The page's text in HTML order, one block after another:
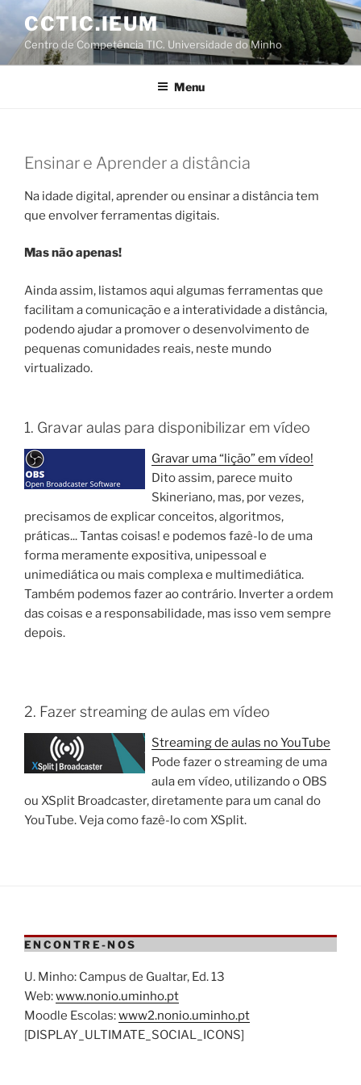
Saltar
conteúdo
CCTIC.IEUM
Centro de Competência TIC. Universidade do Minho
Menu
Ensinar e Aprender a distância
Na idade digital, aprender ou ensinar a distância tem
que envolver ferramentas digitais.
Mas não apenas!
Ainda assim, listamos aqui algumas ferramentas que
facilitam a comunicação e a interatividade a distância,
podendo ajudar a promover o desenvolvimento de
pequenas comunidades reais, neste mundo
virtualizado.
1. Gravar aulas para disponibilizar em vídeo
Gravar uma “lição” em vídeo!
Dito assim, parece muito
Skineriano, mas, por vezes,
precisamos de explicar conceitos, algoritmos,
práticas... Tantas coisas! e podemos fazê-lo de uma
forma meramente expositiva, unipessoal e
unimediática ou mais complexa e multimediática.
Também podemos fazer ao contrário. Inverter a ordem
das coisas e a responsabilidade, mas isso vem sempre
depois.
2. Fazer streaming de aulas em vídeo
Streaming de aulas no YouTube
Pode fazer o streaming de uma
aula em vídeo, utilizando o OBS
ou XSplit Broadcaster, diretamente para um canal do
YouTube. Veja como fazê-lo com XSplit.
ENCONTRE-NOS
U. Minho: Campus de Gualtar, Ed. 13
Web:www.nonio.uminho.pt
Moodle Escolas:www2.nonio.uminho.pt
[DISPLAY_ULTIMATE_SOCIAL_ICONS]